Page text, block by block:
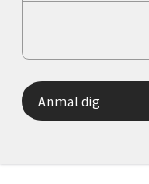
Anmäl dig